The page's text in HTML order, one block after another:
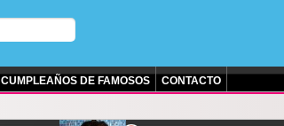
CUMPLEAÑOS DE FAMOSOS CONTACTO